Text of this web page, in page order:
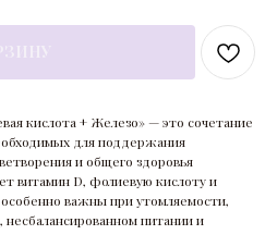
кислота + Железо» — это сочетание
для поддержания
и общего здоровья
витамин D, фолиевую кислоту и
важны при утомляемости,
питании и